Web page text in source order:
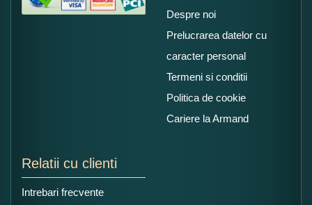
Despre noi
Prelucrarea datelor cu
caracter personal
Termeni si conditii
Politica de cookie
Cariere la Armand
Relatii cu clienti
Intrebari frecvente